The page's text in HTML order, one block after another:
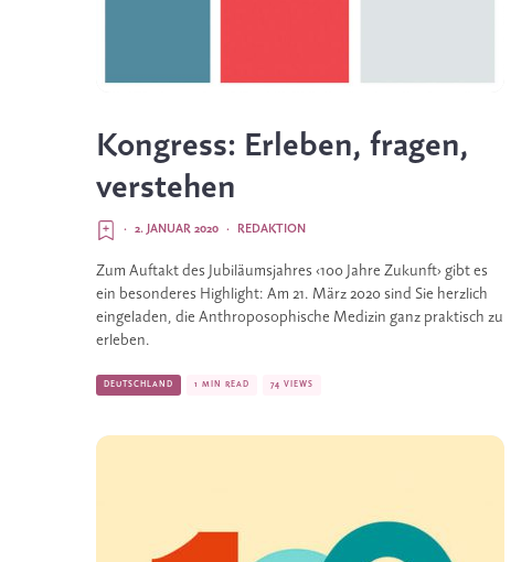
Kongress: Erleben, fragen,
verstehen
REDAKTION
·
2. JANUAR 2020
·
Zum Auftakt des Jubiläumsjahres ‹100 Jahre Zukunft› gibt es
ein besonderes Highlight: Am 21. März 2020 sind Sie herzlich
eingeladen, die Anthroposophische Medizin ganz praktisch zu
erleben.
DEUTSCHLAND 1 MIN READ 74 VIEWS